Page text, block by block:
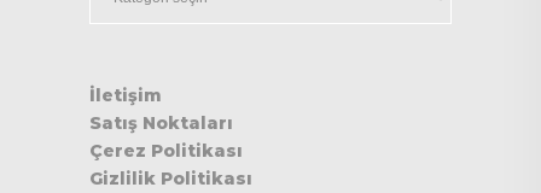
İletişim
Satış Noktaları
Çerez Politikası
Gizlilik Politikası